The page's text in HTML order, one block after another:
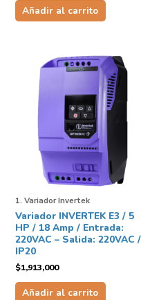
Añadir al carrito
1. Variador Invertek
Variador INVERTEK E3 / 5
HP / 18 Amp / Entrada:
220VAC – Salida: 220VAC /
IP20
$1,913,000
Añadir al carrito